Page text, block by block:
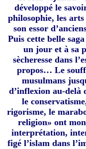
développé le
philosophie, les
son essor
Puis cette belle
un jour et à sa
sècheresse dans
propos… Le
musulmans
d’inflexion au-delà
le
rigorisme, le
religion» ont
interprétation,
figé l’islam dans